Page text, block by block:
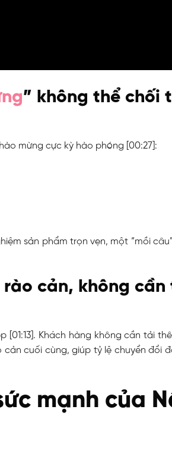
” không thể chối
mừng cực kỳ hào phóng [ 00:27 ]:
sản phẩm trọn vẹn, một “mồi
cản, không cần
[ 01:13]. Khách hàng không cần tải
cuối cùng, giúp tỷ lệ chuyển đổi
mạnh của